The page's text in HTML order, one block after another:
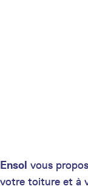
Ensol vous
votre toiture et à